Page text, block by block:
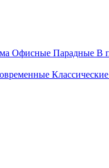
Офисные Парадные В
Классические